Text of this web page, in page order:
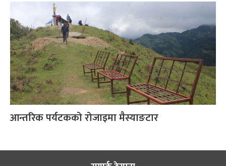
आन्तरिक पर्यटकको रोजाइमा मैस्याङटार